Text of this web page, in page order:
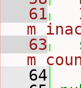
   61
   63
   64